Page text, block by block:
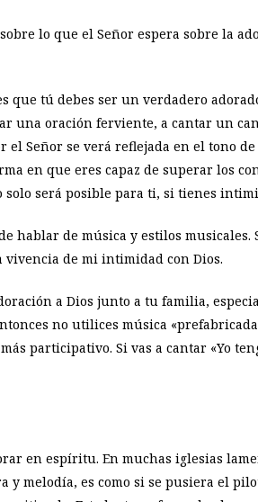
lo que el Señor espera sobre la
que tú debes ser un verdadero
una oración ferviente, a cantar un
Señor se verá reflejada en el tono
en que eres capaz de superar los
será posible para ti, si tienes
hablar de música y estilos musicales.
de mi intimidad con Dios.
a Dios junto a tu familia,
no utilices música
participativo. Si vas a cantar «Yo
en espíritu. En muchas iglesias
y melodía, es como si se pusiera el